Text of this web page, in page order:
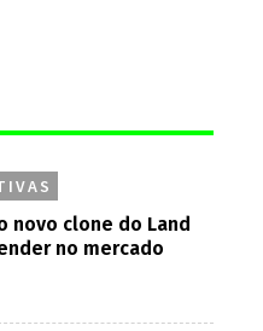
novo clone do Land
no mercado